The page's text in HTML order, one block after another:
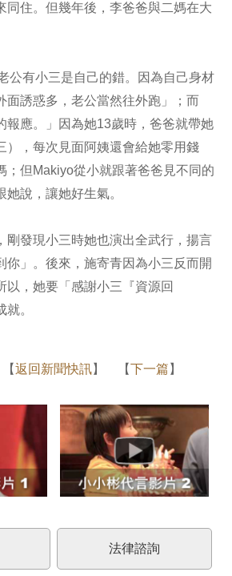
同住。但幾年後，李爸爸與二媽在大
公有小三是自己的錯。因為自己身材
面誘惑多，老公當然往外跑」；而
報應。」因為她13歲時，爸爸就帶她
），每次見面阿姨還會給她零用錢
；但Makiyo從小就跟著爸爸見不同的
她說，讓她好生氣。
剛發現小三時她也演出全武行，揚言
你」。後來，施寄青因為小三反而開
以，她要「感謝小三『資源回
。
返回新聞快訊】 【下一篇 】
法律諮詢